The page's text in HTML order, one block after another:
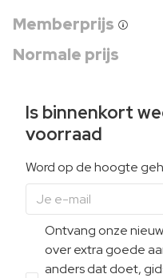
Memberprijs
Normale prijs
Is binnenkort
voorraad
Word op de hoogte
Ontvang onze
over extra goede
anders dat doet,